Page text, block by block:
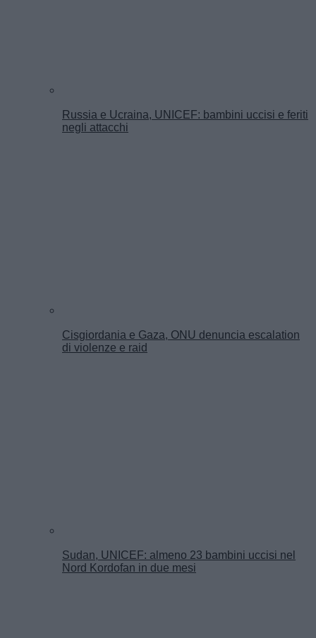
Russia e Ucraina, UNICEF: bambini uccisi e feriti
negli attacchi
Cisgiordania e Gaza, ONU denuncia escalation
di violenze e raid
Sudan, UNICEF: almeno 23 bambini uccisi nel
Nord Kordofan in due mesi